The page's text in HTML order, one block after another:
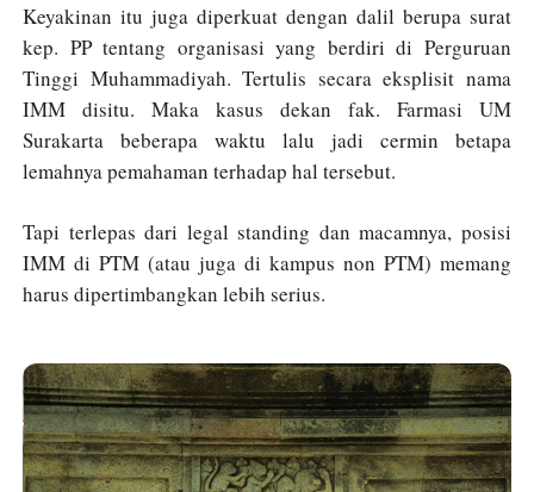
Keyakinan itu juga diperkuat dengan dalil berupa surat
kep. PP tentang organisasi yang berdiri di Perguruan
Tinggi Muhammadiyah. Tertulis secara eksplisit nama
IMM disitu. Maka kasus dekan fak. Farmasi UM
Surakarta beberapa waktu lalu jadi cermin betapa
lemahnya pemahaman terhadap hal tersebut.
Tapi terlepas dari legal standing dan macamnya, posisi
IMM di PTM (atau juga di kampus non PTM) memang
harus dipertimbangkan lebih serius.